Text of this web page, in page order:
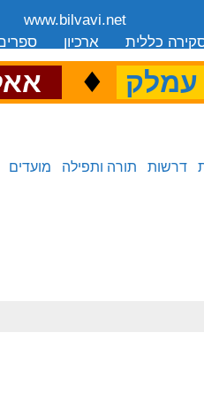
www.bilvavi.net
ארכיון כללית
עמלק ♦
דרשות תורה ותפילה מועדים